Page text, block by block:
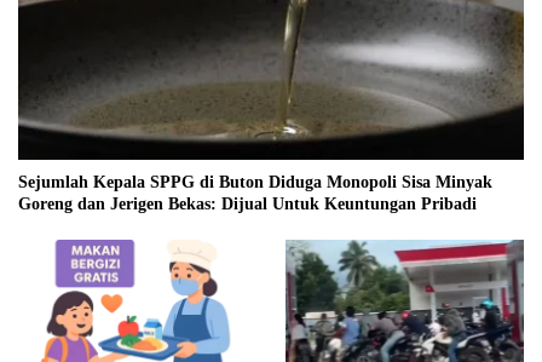
Sejumlah Kepala SPPG di Buton Diduga Monopoli Sisa Minyak
Goreng dan Jerigen Bekas: Dijual Untuk Keuntungan Pribadi